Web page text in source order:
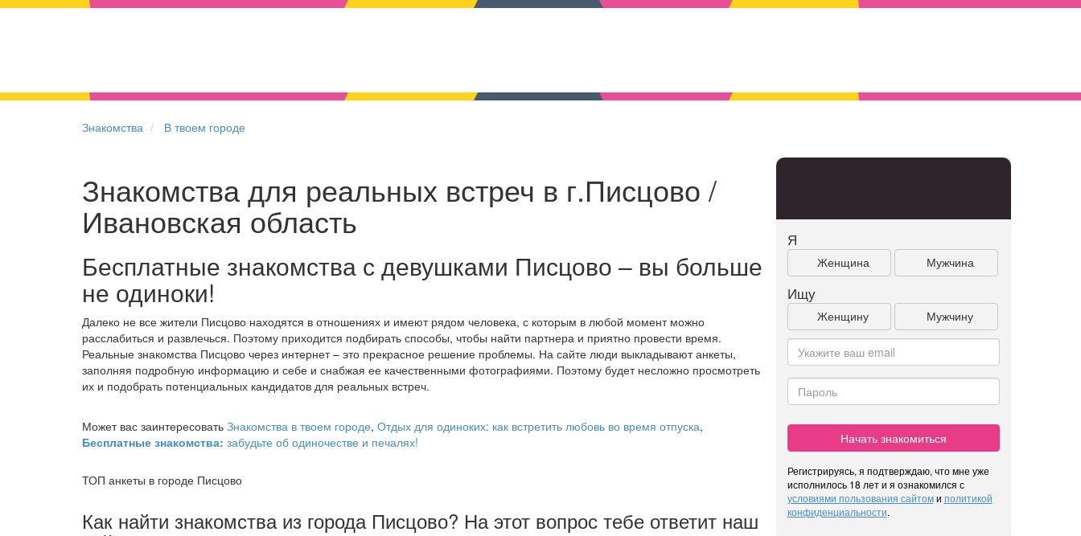
Знакомства В твоем городе
Знакомства для реальных встреч в г.Писцово /
Ивановская область
Бесплатные знакомства с девушками Писцово – вы больше
не одиноки!
Далеко не все жители Писцово находятся в отношениях и имеют рядом человека, с которым в любой момент можно
расслабиться и развлечься. Поэтому приходится подбирать способы, чтобы найти партнера и приятно провести время.
Реальные знакомства Писцово через интернет – это прекрасное решение проблемы. На сайте люди выкладывают анкеты,
заполняя подробную информацию и себе и снабжая ее качественными фотографиями. Поэтому будет несложно просмотреть
их и подобрать потенциальных кандидатов для реальных встреч.
Может вас заинтересовать Знакомства в твоем городе, Отдых для одиноких: как встретить любовь во время отпуска,
Бесплатные знакомства: забудьте об одиночестве и печалях!
ТОП анкеты в городе Писцово
Как найти знакомства из города Писцово? На этот вопрос тебе ответит наш
Я
Женщина Мужчина
Ищу
Женщину Мужчину
Начать знакомиться
Регистрируясь, я подтверждаю, что мне уже
исполнилось 18 лет и я ознакомился с
условиями пользования сайтоми политикой
конфиденциальности.